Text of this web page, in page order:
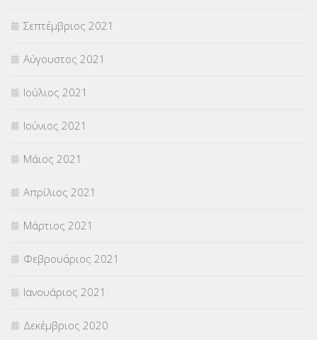
Σεπτέμβριος 2021
Αύγουστος 2021
Ιούλιος 2021
Ιούνιος 2021
Μάιος 2021
Απρίλιος 2021
Μάρτιος 2021
Φεβρουάριος 2021
Ιανουάριος 2021
Δεκέμβριος 2020